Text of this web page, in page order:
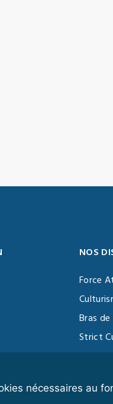
nécessaires au
NOS
Force
Bras
Strict